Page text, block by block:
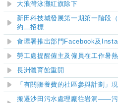
大浪灣泳灘紅旗除下
新田科技城發展第一期第一階段
約二招標
食環署推出部門Facebook及
勞工處提醒僱主及僱員在工作暑
長洲體育館重開
「有關贍養費的社區參與計劃」
搬遷沙田污水處理廠往岩洞 ——